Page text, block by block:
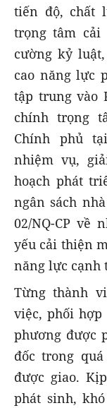
tiến độ, chất
trọng tâm cải
cường kỷ
cao năng lực
tập trung vào
chính trọng
Chính phủ
nhiệm vụ,
hoạch phát
ngân sách
02/NQ-CP về
yếu cải thiện
năng lực cạnh
Từng thành
việc, phối hợp
phương được
đốc trong
được giao.
phát sinh,